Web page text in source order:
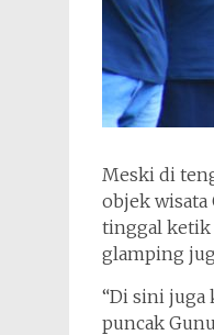
Meski di
objek wisata
tinggal ketik
glamping
“Di sini juga
puncak